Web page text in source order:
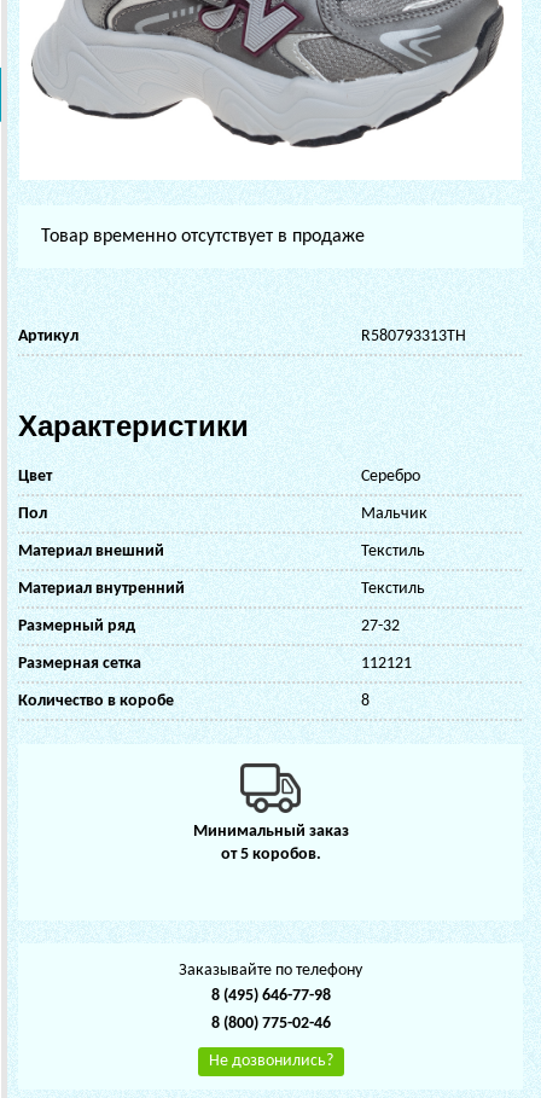
Товар временно отсутствует в продаже
Артикул R580793313TH
Характеристики
Цвет Серебро
Пол Мальчик
Материал внешний Текстиль
Материал внутренний Текстиль
Размерный ряд 27-32
Размерная сетка 112121
Количество в коробе 8
Минимальный заказ
от 5 коробов.
Заказывайте по телефону
8 (495) 646-77-98
8 (800) 775-02-46
Не дозвонились?